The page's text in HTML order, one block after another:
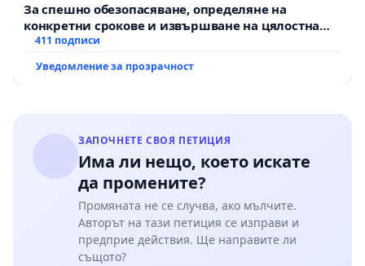
дипломати и персонал от територията на
Република България.
интереси на България, но и са израз на
непоколебимата ни ангажираност към
международното право, демократичните
ценности и солидарността с нашите съюзници.
За спешно обезопасяване, определяне на
конкретни срокове и извършване на цялостна
рехабилитация на републиканския път между
Мирово - к.к. Момин проход
411 подписи
Уведомление за прозрачност
ЗАПОЧНЕТЕ СВОЯ ПЕТИЦИЯ
Има ли нещо, което искате
да промените?
Промяната не се случва, ако мълчите.
Авторът на тази петиция се изправи и
предприе действия. Ще направите ли
същото?